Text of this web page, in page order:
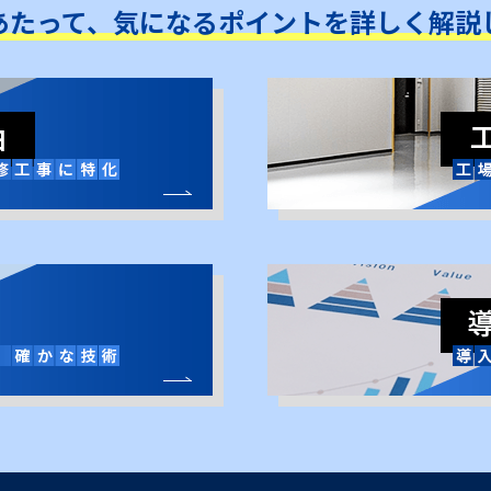
たって、気になるポイントを詳しく解説